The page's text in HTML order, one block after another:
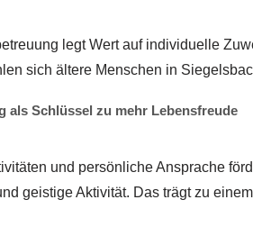
legt Wert auf individuelle
sich ältere Menschen in
als Schlüssel zu mehr Lebensfreude
und persönliche Ansprache
geistige Aktivität. Das trägt zu